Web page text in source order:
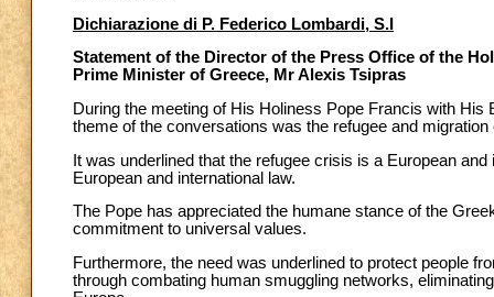
Dichiarazione di P. Federico Lombardi, S.I
Statement of the Director of the Press Office of the
Prime Minister of Greece, Mr Alexis Tsipras
During the meeting of His Holiness Pope Francis with
theme of the conversations was the refugee and
It was underlined that the refugee crisis is a European
European and international law.
The Pope has appreciated the humane stance of the
commitment to universal values.
Furthermore, the need was underlined to protect people
through combating human smuggling networks,